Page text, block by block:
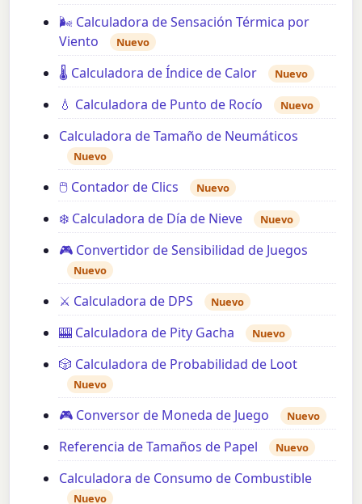
🌬️ Calculadora de Sensación Térmica por
Viento
Nuevo
🌡️ Calculadora de Índice de Calor Nuevo
💧 Calculadora de Punto de Rocío Nuevo
Calculadora de Tamaño de Neumáticos
Nuevo
🖱️ Contador de Clics Nuevo
❄️ Calculadora de Día de Nieve Nuevo
🎮 Convertidor de Sensibilidad de Juegos
Nuevo
⚔️ Calculadora de DPS Nuevo
🎰 Calculadora de Pity Gacha Nuevo
🎲 Calculadora de Probabilidad de Loot
Nuevo
🎮 Conversor de Moneda de Juego Nuevo
Referencia de Tamaños de Papel Nuevo
Calculadora de Consumo de Combustible
Nuevo